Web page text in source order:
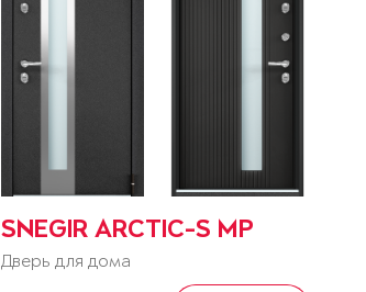
SNEGIR ARCTIC-S MP
Дверь для дома